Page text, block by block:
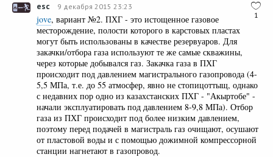
1
esc 9 декабря 2015 23:23
jove, вариант №2. ПХГ - это истощенное газовое
месторождение, полости которого в карстовых пластах
могут быть использованы в качестве резервуаров. Для
закачки/отбора газа используют те же самые скважины,
через которые добывался газ. Закачка газа в ПХГ
происходит под давлением магистрального газопровода (4-
5,5 МПа, т.е. до 55 атмосфер, явно не стопицоттыщ, однако
с недавних пор одно из казахстанских ПХГ - "Акыртобе" -
начали эксплуатировать под давлением 8-9,8 МПа). Отбор
газа из ПХГ происходит под более низким давлением,
поэтому перед подачей в магистраль газ очищают, осушают
от пластовой воды и с помощью дожимной компрессорной
станции нагнетают в газопровод.